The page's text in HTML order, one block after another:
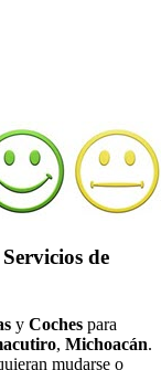
de
y Coches para
, Michoacán.
mudarse o